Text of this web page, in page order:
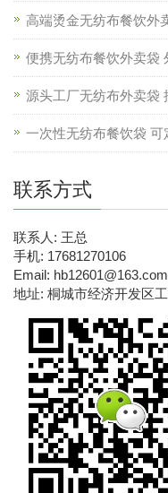
高端烫金无纺布餐饮外
便携无纺布餐饮外卖袋
源头工厂无纺布外卖袋
一次性无纺布餐饮袋
联系方式
联系人: 王总
手机: 17681270106
Email: hb12601@163.com
地址: 桐城市经济开发区